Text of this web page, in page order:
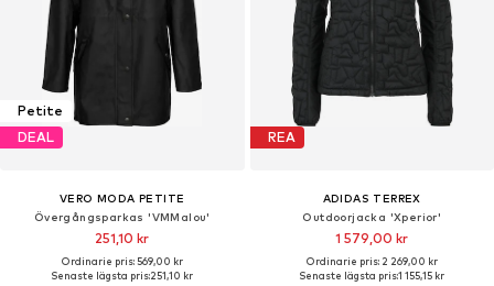
Petite
DEAL
VERO MODA PETITE
Övergångsparkas 'VMMalou'
251,10 kr
Ordinarie pris: 569,00 kr
Senaste lägsta pris:251,10 kr
REA
ADIDAS TERREX
Outdoorjacka 'Xperior'
1 579,00 kr
Ordinarie pris: 2 269,00 kr
Senaste lägsta pris:1 155,15 kr